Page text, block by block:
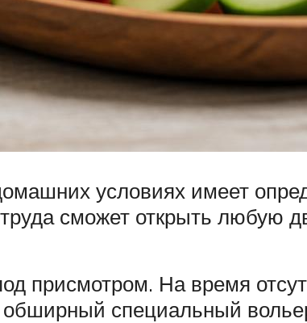
условиях имеет
сможет открыть любую
присмотром. На время
обширный специальный